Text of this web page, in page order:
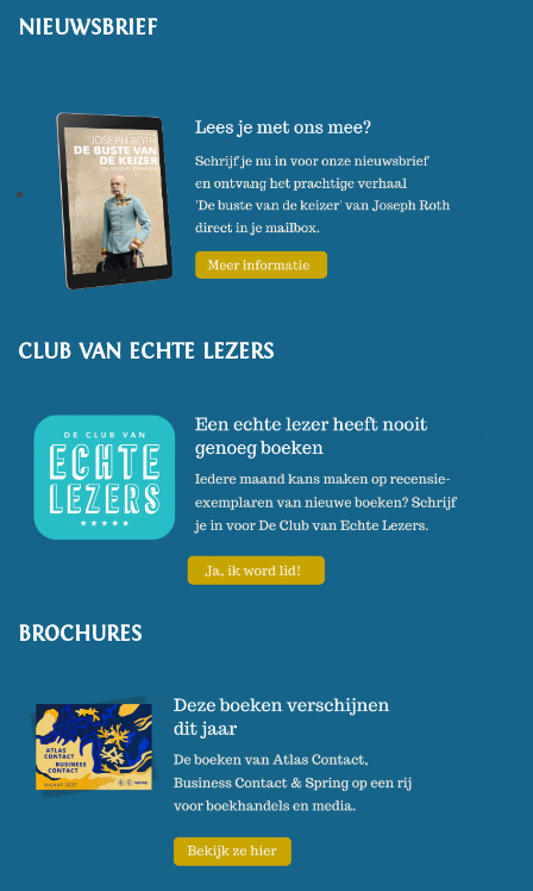
NIEUWSBRIEF
CLUB VAN ECHTE LEZERS
BROCHURES